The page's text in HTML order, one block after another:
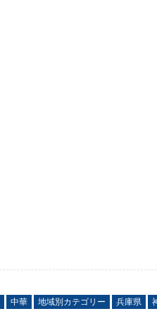
中華 地域別カテゴリー 兵庫県